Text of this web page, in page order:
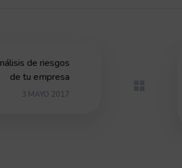
de riesgos
de tu empresa
3 MAYO 2017